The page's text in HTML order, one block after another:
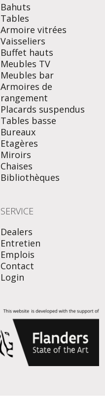
Bahuts
Tables
Armoire vitrées
Vaisseliers
Buffet hauts
Meubles TV
Meubles bar
Armoires de
rangement
Placards suspendus
Tables basse
Bureaux
Etagères
Miroirs
Chaises
Bibliothèques
SERVICE
Dealers
Entretien
Emplois
Contact
Login